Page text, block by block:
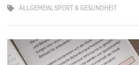
ALLGEMEIN, SPORT & GESUNDHEIT